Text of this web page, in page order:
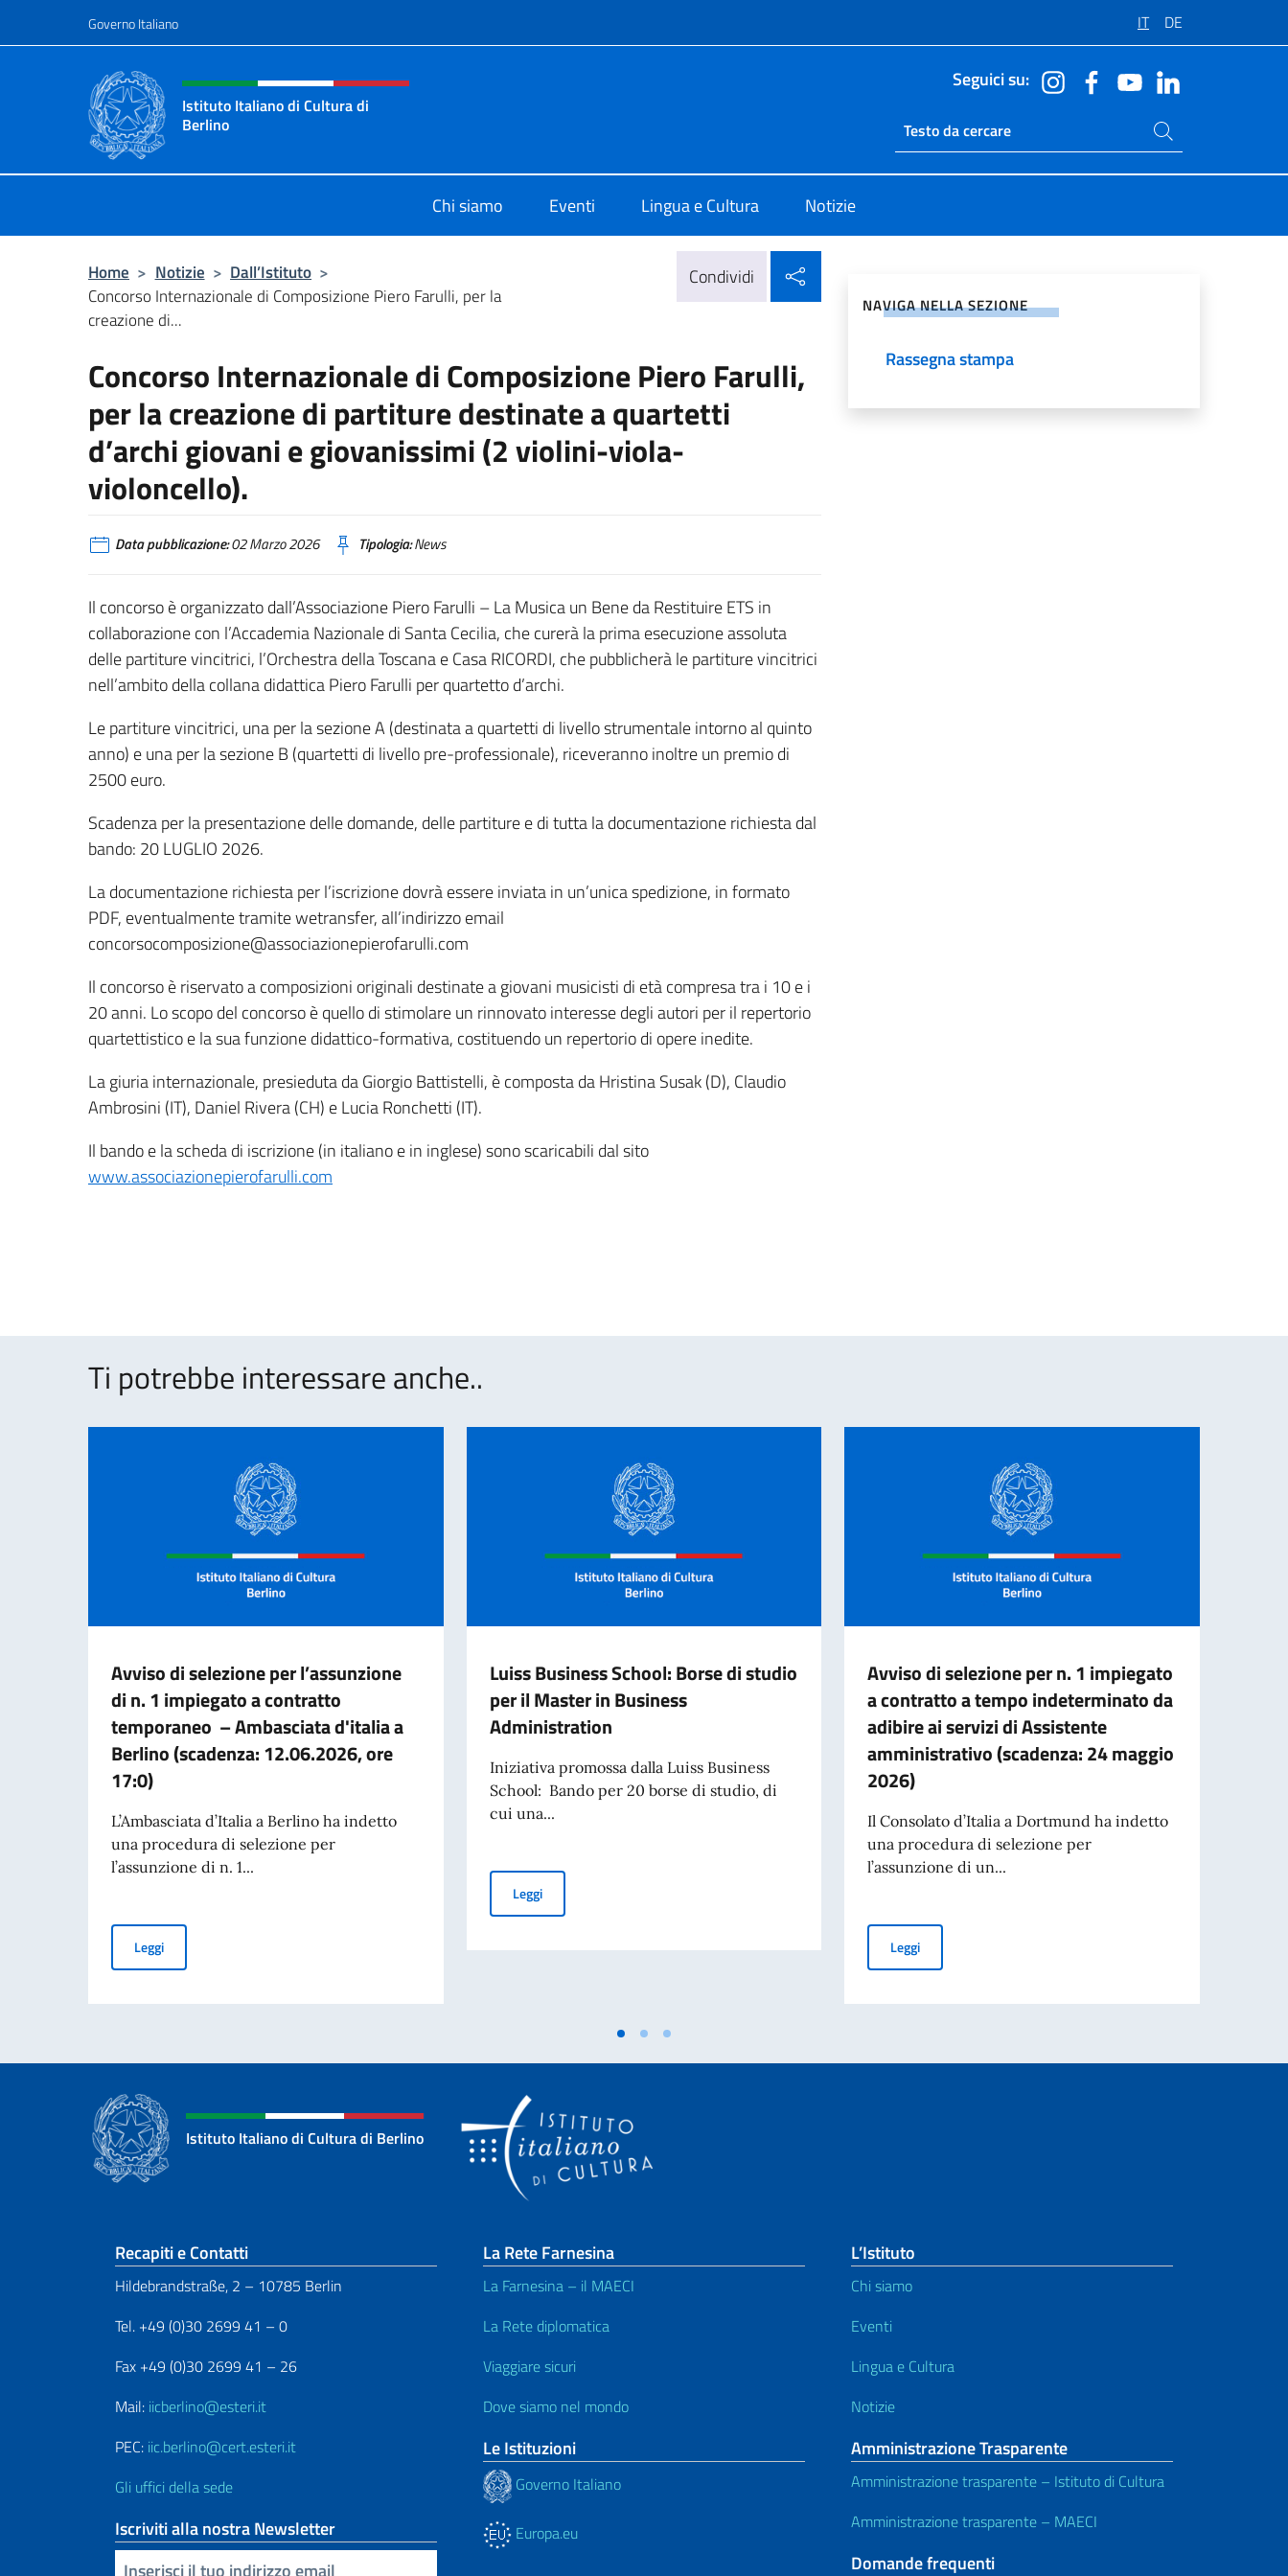
Governo Italiano IT DE
Intestazione sito, social e menù
Istituto Italiano di Cultura di
Berlino
Seguici su:
Ricerca sito live
Cerca nel sito
Chi siamo Eventi Lingua e Cultura Notizie
Home > Notizie > Dall’Istituto >
Concorso Internazionale di Composizione Piero Farulli, per la
creazione di...
Condividi
Concorso Internazionale di Composizione Piero Farulli,
per la creazione di partiture destinate a quartetti
d’archi giovani e giovanissimi (2 violini-viola-
violoncello).
Data pubblicazione:02 Marzo 2026 Tipologia:News
Il concorso è organizzato dall’Associazione Piero Farulli – La Musica un Bene da Restituire ETS in
collaborazione con l’Accademia Nazionale di Santa Cecilia, che curerà la prima esecuzione assoluta
delle partiture vincitrici, l’Orchestra della Toscana e Casa RICORDI, che pubblicherà le partiture vincitrici
nell’ambito della collana didattica Piero Farulli per quartetto d’archi.
Le partiture vincitrici, una per la sezione A (destinata a quartetti di livello strumentale intorno al quinto
anno) e una per la sezione B (quartetti di livello pre-professionale), riceveranno inoltre un premio di
2500 euro.
Scadenza per la presentazione delle domande, delle partiture e di tutta la documentazione richiesta dal
bando: 20 LUGLIO 2026.
La documentazione richiesta per l’iscrizione dovrà essere inviata in un’unica spedizione, in formato
PDF, eventualmente tramite wetransfer, all’indirizzo email
concorsocomposizione@associazionepierofarulli.com
Il concorso è riservato a composizioni originali destinate a giovani musicisti di età compresa tra i 10 e i
20 anni. Lo scopo del concorso è quello di stimolare un rinnovato interesse degli autori per il repertorio
quartettistico e la sua funzione didattico-formativa, costituendo un repertorio di opere inedite.
La giuria internazionale, presieduta da Giorgio Battistelli, è composta da Hristina Susak (D), Claudio
Ambrosini (IT), Daniel Rivera (CH) e Lucia Ronchetti (IT).
Il bando e la scheda di iscrizione (in italiano e in inglese) sono scaricabili dal sito
www.associazionepierofarulli.com
NAVIGA NELLA SEZIONE
Rassegna stampa
Ti potrebbe interessare anche..
Avviso di selezione per l’assunzione
di n. 1 impiegato a contratto
temporaneo – Ambasciata d'italia a
Berlino (scadenza: 12.06.2026, ore
17:0)
L’Ambasciata d’Italia a Berlino ha indetto
una procedura di selezione per
l’assunzione di n. 1...
LeggiAvviso di selezione per l’assunzione di n. 1 impiegato a contratto temporaneo – Ambasciata d'italia a Berlino (scadenza: 12.06.2026, ore 17:0)
Luiss Business School: Borse di studio
per il Master in Business
Administration
Iniziativa promossa dalla Luiss Business
School: Bando per 20 borse di studio, di
cui una...
LeggiLuiss Business School: Borse di studio per il Master in Business Administration
Avviso di selezione per n. 1 impiegato
a contratto a tempo indeterminato da
adibire ai servizi di Assistente
amministrativo (scadenza: 24 maggio
2026)
Il Consolato d’Italia a Dortmund ha indetto
una procedura di selezione per
l’assunzione di un...
LeggiAvviso di selezione per n. 1 impiegato a contratto a tempo
Istituto Italiano di Cultura di Berlino
Sezione footer
Recapiti e Contatti
Hildebrandstraße, 2 – 10785 Berlin
Tel. +49 (0)30 2699 41 – 0
Fax +49 (0)30 2699 41 – 26
Mail: iicberlino@esteri.it
PEC: iic.berlino@cert.esteri.it
Gli uffici della sede
Iscriviti alla nostra Newsletter
Inserisci la tua email
La Rete Farnesina
La Farnesina – il MAECI
La Rete diplomatica
Viaggiare sicuri
Dove siamo nel mondo
Le Istituzioni
Governo Italiano
Europa.eu
L’Istituto
Chi siamo
Eventi
Lingua e Cultura
Notizie
Amministrazione Trasparente
Amministrazione trasparente – Istituto di Cultura
Amministrazione trasparente – MAECI
Domande frequenti